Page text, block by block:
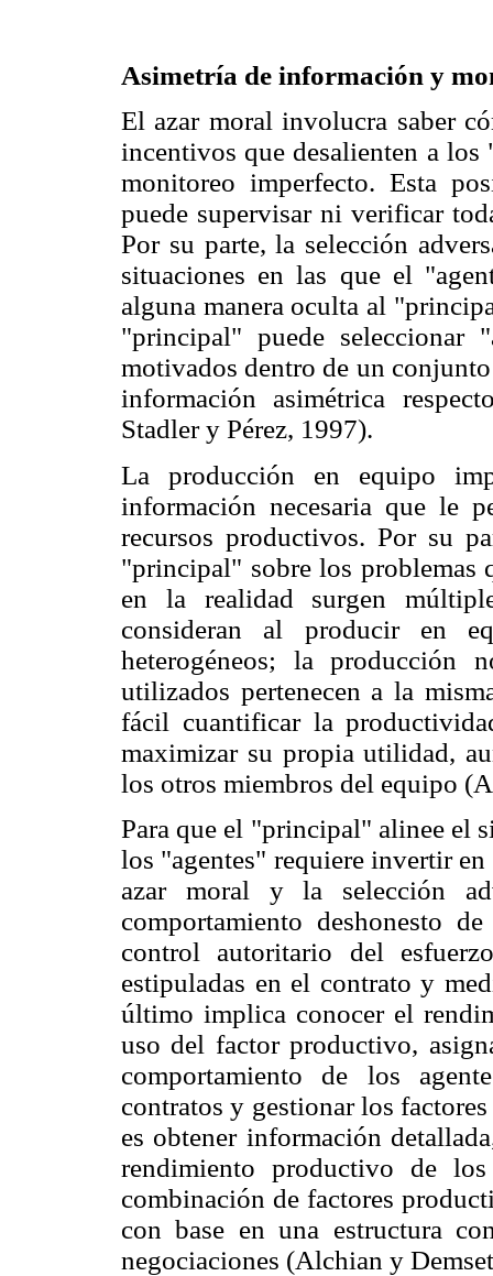
Asimetría de información y
El azar moral involucra saber
incentivos que desalienten a los
monitoreo imperfecto. Esta
puede supervisar ni verificar
Por su parte, la selección
situaciones en las que el
alguna manera oculta al
"principal" puede seleccionar
motivados dentro de un
información asimétrica
Stadler y Pérez, 1997).
La producción en equipo
información necesaria que le
recursos productivos. Por su
"principal" sobre los problemas
en la realidad surgen
consideran al producir en
heterogéneos; la producción
utilizados pertenecen a la
fácil cuantificar la
maximizar su propia utilidad,
los otros miembros del equipo
Para que el "principal" alinee el
los "agentes" requiere invertir
azar moral y la selección
comportamiento deshonesto
control autoritario del
estipuladas en el contrato y
último implica conocer el
uso del factor productivo,
comportamiento de los
contratos y gestionar los
es obtener información
rendimiento productivo de
combinación de factores
con base en una estructura
negociaciones (Alchian y